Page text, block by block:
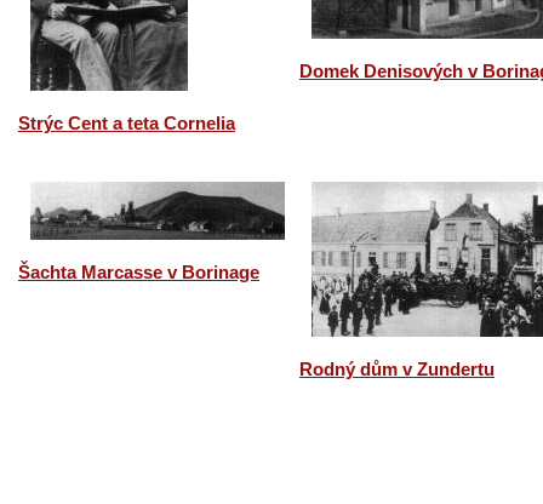
Strýc Cent a teta Cornelia
Domek Denisových v
Šachta Marcasse v Borinage
Rodný dům v Zundertu